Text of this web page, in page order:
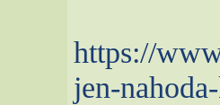
https://
jen-